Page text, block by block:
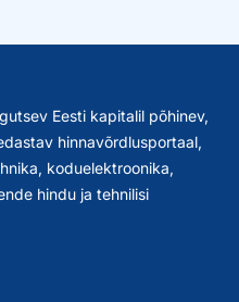
Eesti kapitalil põhinev,
hinnavõrdlusportaal,
koduelektroonika,
hindu ja tehnilisi